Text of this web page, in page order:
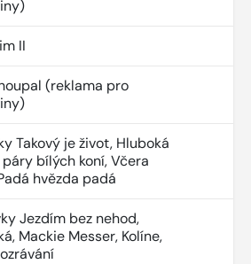
II
(reklama pro
Takový je život, Hluboká
bílých koní, Včera
hvězda padá
Jezdím bez nehod,
Mackie Messer, Kolíne,